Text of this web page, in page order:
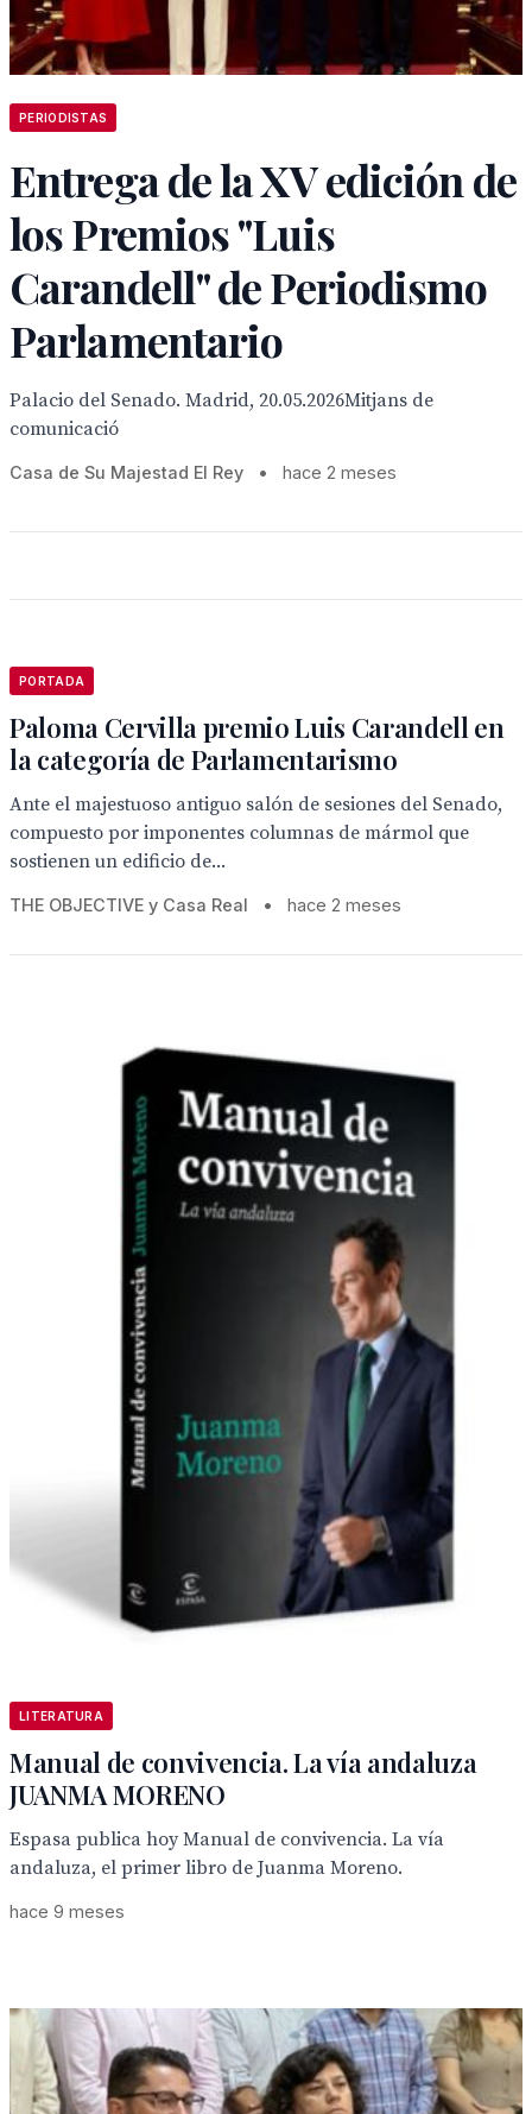
PERIODISTAS
Entrega de la XV edición de
los Premios "Luis
Carandell" de Periodismo
Parlamentario
Palacio del Senado. Madrid, 20.05.2026Mitjans de
comunicació
Casa de Su Majestad El Rey • hace 2 meses
PORTADA
Paloma Cervilla premio Luis Carandell en
la categoría de Parlamentarismo
Ante el majestuoso antiguo salón de sesiones del Senado,
compuesto por imponentes columnas de mármol que
sostienen un edificio de...
THE OBJECTIVE y Casa Real • hace 2 meses
LITERATURA
Manual de convivencia. La vía andaluza
JUANMA MORENO
Espasa publica hoy Manual de convivencia. La vía
andaluza, el primer libro de Juanma Moreno.
hace 9 meses